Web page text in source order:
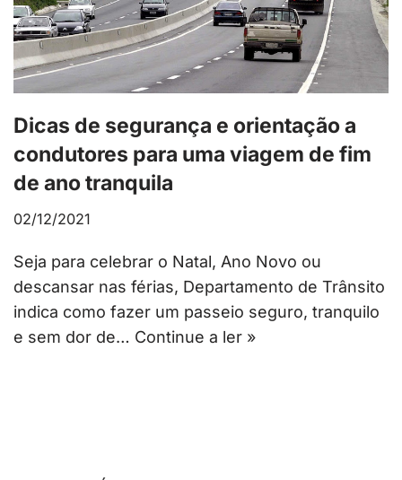
Dicas de segurança e orientação a
condutores para uma viagem de fim
de ano tranquila
02/12/2021
Seja para celebrar o Natal, Ano Novo ou
descansar nas férias, Departamento de Trânsito
indica como fazer um passeio seguro, tranquilo
e sem dor de… Continue a ler »